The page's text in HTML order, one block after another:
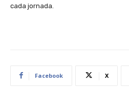
cada jornada.
Facebook X